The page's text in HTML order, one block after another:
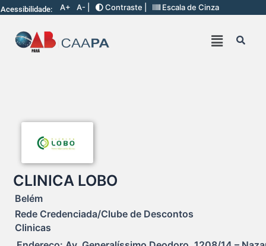
Acessibilidade: A+ A- | Contraste | Escala de Cinza
CLINICA LOBO
Belém
Rede Credenciada/Clube de Descontos
Clinicas